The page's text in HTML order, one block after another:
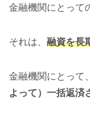
金融機関にとって
それは、 融資を長
金融機関にとって
よって）一括返済